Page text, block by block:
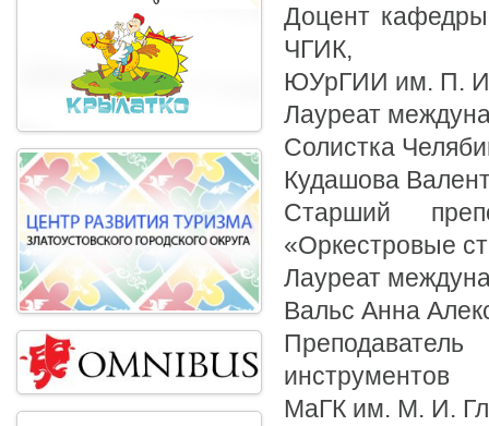
Доцент
ЧГИК,
ЮУрГИИ им. П. И.
Лауреат
Солистка
Кудашова
Старший
«Оркестровые
Лауреат
Вальс Анна
инструментов
МаГК им. М. И.